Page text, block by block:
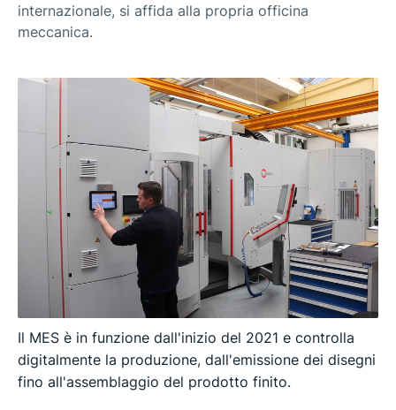
internazionale, si affida alla propria officina
meccanica.
Il MES è in funzione dall'inizio del 2021 e controlla
digitalmente la produzione, dall'emissione dei disegni
fino all'assemblaggio del prodotto finito.